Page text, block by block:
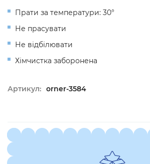
Прати за температури: 30°
Не прасувати
Не відбілювати
Хімчистка заборонена
Артикул: orner-3584